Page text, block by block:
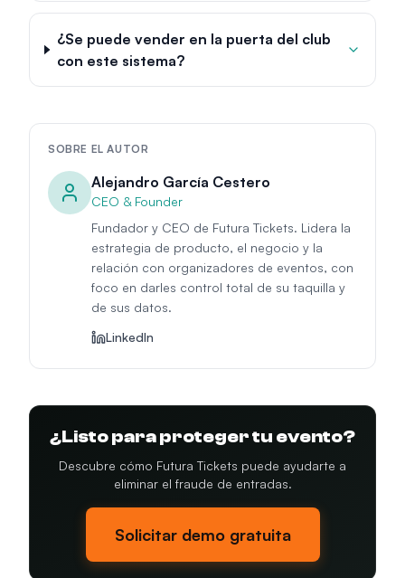
¿Se puede vender en la puerta del club
con este sistema?
SOBRE EL AUTOR
Alejandro García Cestero
CEO & Founder
Fundador y CEO de Futura Tickets. Lidera la
estrategia de producto, el negocio y la
relación con organizadores de eventos, con
foco en darles control total de su taquilla y
de sus datos.
LinkedIn
¿Listo para proteger tu evento?
Descubre cómo Futura Tickets puede ayudarte a
eliminar el fraude de entradas.
Solicitar demo gratuita